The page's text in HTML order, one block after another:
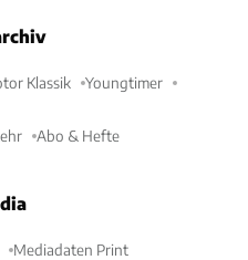
Klassik Youngtimer
Abo & Hefte
Mediadaten Print